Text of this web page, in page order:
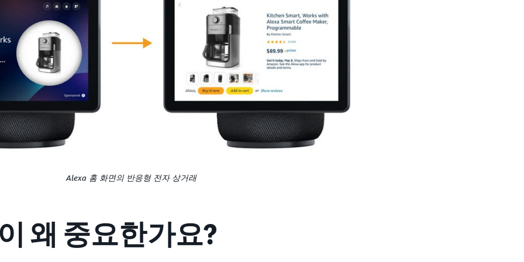
Alexa 홈 화면의 반응형 전자 상거래
왜 중요한가요?